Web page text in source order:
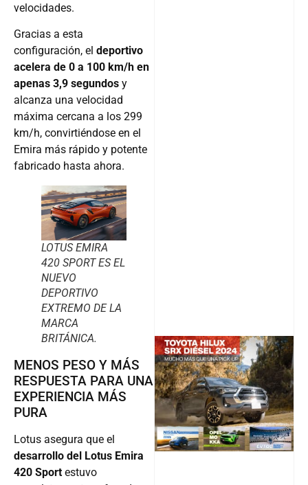
velocidades.
Gracias a esta
configuración, el deportivo
acelera de 0 a 100 km/h en
apenas 3,9 segundos y
alcanza una velocidad
máxima cercana a los 299
km/h, convirtiéndose en el
Emira más rápido y potente
fabricado hasta ahora.
LOTUS EMIRA
420 SPORT ES EL
NUEVO
DEPORTIVO
EXTREMO DE LA
MARCA
BRITÁNICA.
MENOS PESO Y MÁS
RESPUESTA PARA UNA
EXPERIENCIA MÁS
PURA
Lotus asegura que el
desarrollo del Lotus Emira
420 Sport estuvo
Follow